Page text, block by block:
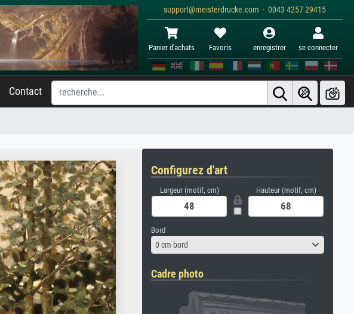
support@meisterdrucke.com · 0043 4257 29415
Panier d'achats Favoris enregistrer se connecter
Contact
Configurez d'art
Largeur (motif, cm) Hauteur (motif, cm)
Bord
0 cm bord
Cadre photo